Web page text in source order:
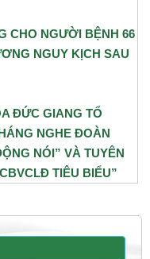
CHO NGƯỜI BỆNH 66
NGUY KỊCH SAU
ĐỨC GIANG TỔ
NGHE ĐOÀN
NÓI” VÀ TUYÊN
TIÊU BIỂU”